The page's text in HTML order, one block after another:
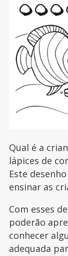
Qual é a
lápices de
Este
ensinar as
Com esses
poderão
conhecer
adequada